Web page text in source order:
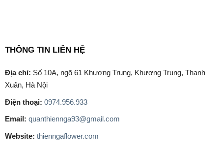
THÔNG TIN LIÊN HỆ
Địa chỉ: Số 10A, ngõ 61 Khương Trung, Khương Trung, Thanh
Xuân, Hà Nội
Điện thoại: 0974.956.933
Email: quanthiennga93@gmail.com
Website: thienngaflower.com